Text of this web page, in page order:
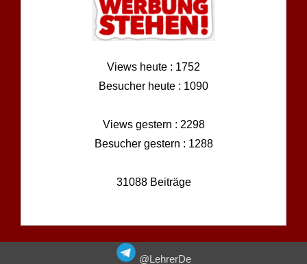
Views heute : 1752
Besucher heute : 1090
Views gestern : 2298
Besucher gestern : 1288
31088 Beiträge
@LehrerDe